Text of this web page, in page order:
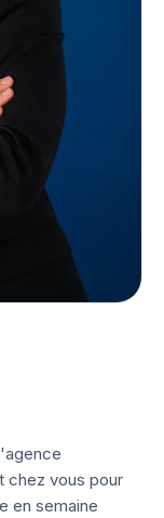
chez vous pour
en semaine